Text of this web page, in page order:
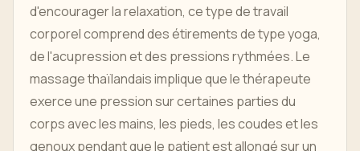
d'encourager la relaxation, ce type de travail
corporel comprend des étirements de type yoga,
de l'acupression et des pressions rythmées. Le
massage thaïlandais implique que le thérapeute
exerce une pression sur certaines parties du
corps avec les mains, les pieds, les coudes et les
genoux pendant que le patient est allongé sur un